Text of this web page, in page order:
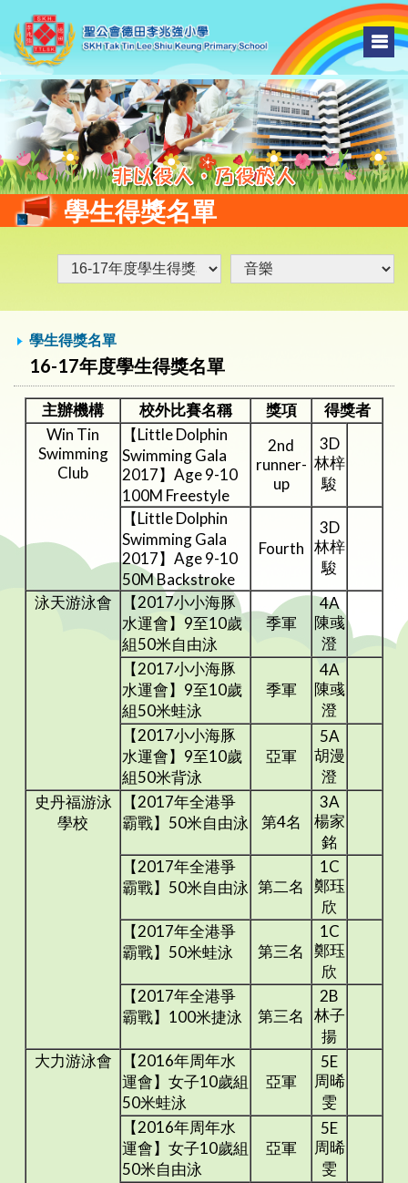
學生得獎名單
學生得獎名單
16-17年度學生得獎名單
主辦機構 校外比賽名稱 獎項
得獎者
Win Tin
Swimming
Club
【Little Dolphin
Swimming Gala
2017】Age 9-10
100M Freestyle
2nd
runner-
up
3D
林梓
駿
【Little Dolphin
Swimming Gala
2017】Age 9-10
50M Backstroke
Fourth
3D
林梓
駿
泳天游泳會
【2017小小海豚
水運會】9至10歲
組50米自由泳
季軍
4A
陳彧
澄
【2017小小海豚
水運會】9至10歲
組50米蛙泳
季軍
4A
陳彧
澄
【2017小小海豚
水運會】9至10歲
組50米背泳
亞軍
5A
胡漫
澄
史丹福游泳
學校
【2017年全港爭
霸戰】50米自由泳
第4名
3A
楊家
銘
【2017年全港爭
霸戰】50米自由泳 第二名
1C
鄭珏
欣
【2017年全港爭
霸戰】50米蛙泳
第三名
1C
鄭珏
欣
【2017年全港爭
霸戰】100米捷泳
第三名
2B
林子
揚
大力游泳會
【2016年周年水
運會】女子10歲組
50米蛙泳
亞軍
5E
周晞
雯
【2016年周年水
運會】女子10歲組
50米自由泳
亞軍
5E
周晞
雯